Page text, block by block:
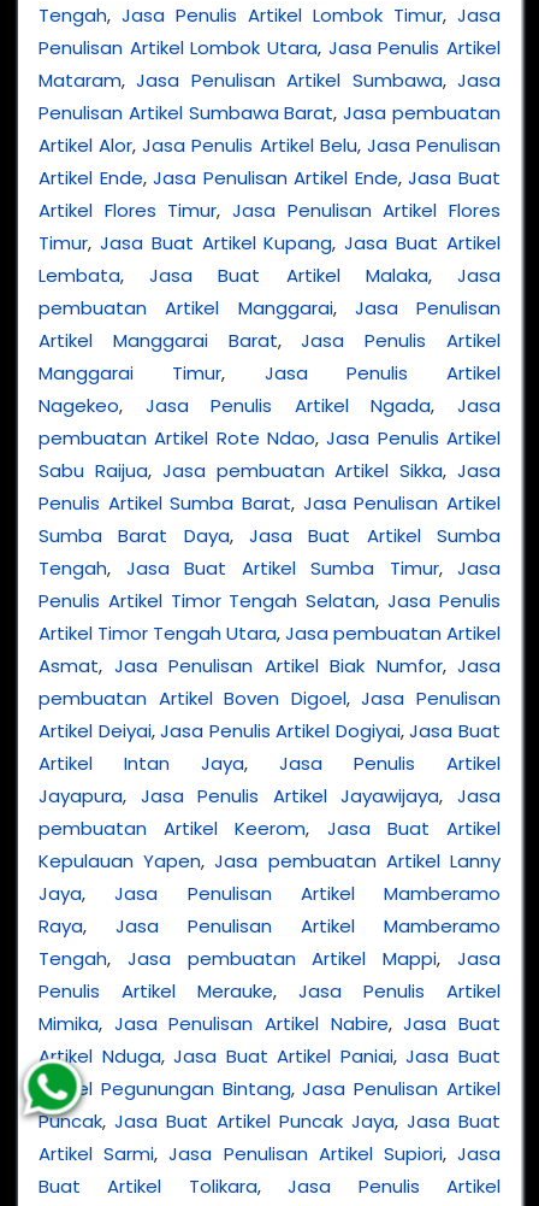
Tengah, Jasa Penulis Artikel Lombok Timur, Jasa
Penulisan Artikel Lombok Utara, Jasa Penulis Artikel
Mataram,Jasa Penulisan Artikel Sumbawa,Jasa
Penulisan Artikel Sumbawa Barat,Jasa pembuatan
Artikel Alor,Jasa Penulis Artikel Belu, Jasa Penulisan
Artikel Ende,Jasa Penulisan Artikel Ende,Jasa Buat
Artikel Flores Timur,Jasa Penulisan Artikel Flores
Timur, Jasa Buat Artikel Kupang,Jasa Buat Artikel
Lembata,Jasa Buat Artikel Malaka,Jasa
pembuatan Artikel Manggarai, Jasa Penulisan
Artikel Manggarai Barat,Jasa Penulis Artikel
Manggarai Timur, Jasa Penulis Artikel
Nagekeo, Jasa Penulis Artikel Ngada,Jasa
pembuatan Artikel Rote Ndao,Jasa Penulis Artikel
Sabu Raijua, Jasa pembuatan Artikel Sikka,Jasa
Penulis Artikel Sumba Barat, Jasa Penulisan Artikel
Sumba Barat Daya,Jasa Buat Artikel Sumba
Tengah, Jasa Buat Artikel Sumba Timur, Jasa
Penulis Artikel Timor Tengah Selatan,Jasa Penulis
Artikel Timor Tengah Utara,Jasa pembuatan Artikel
Asmat, Jasa Penulisan Artikel Biak Numfor, Jasa
pembuatan Artikel Boven Digoel,Jasa Penulisan
Artikel Deiyai,Jasa Penulis Artikel Dogiyai,Jasa Buat
Artikel Intan Jaya, Jasa Penulis Artikel
Jayapura, Jasa Penulis Artikel Jayawijaya,Jasa
pembuatan Artikel Keerom, Jasa Buat Artikel
Kepulauan Yapen,Jasa pembuatan Artikel Lanny
Jaya,Jasa Penulisan Artikel Mamberamo
Raya, Jasa Penulisan Artikel Mamberamo
Tengah, Jasa pembuatan Artikel Mappi,Jasa
Penulis Artikel Merauke, Jasa Penulis Artikel
Mimika, Jasa Penulisan Artikel Nabire,Jasa Buat
Artikel Nduga,Jasa Buat Artikel Paniai,Jasa Buat
Artikel Pegunungan Bintang,Jasa Penulisan Artikel
Puncak, Jasa Buat Artikel Puncak Jaya, Jasa Buat
Artikel Sarmi,Jasa Penulisan Artikel Supiori,Jasa
Buat Artikel Tolikara,Jasa Penulis Artikel